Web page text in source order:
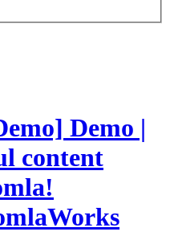
Demo |
content